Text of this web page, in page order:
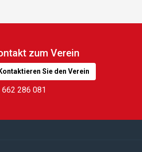
zum Verein
Sie den Verein
662 286 081